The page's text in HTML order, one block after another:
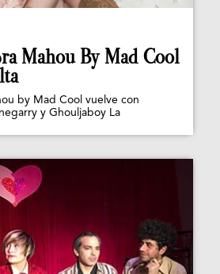
Mahou By Mad Cool
by Mad Cool vuelve con
y Ghouljaboy La